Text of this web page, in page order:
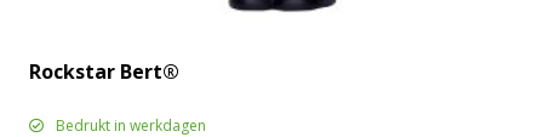
Rockstar Bert®
Bedrukt in werkdagen